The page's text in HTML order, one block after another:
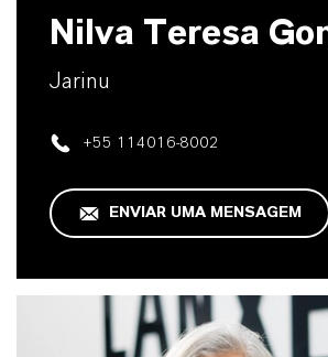
Nilva Teresa
Jarinu
+55 114016-8002
ENVIAR UMA MENSAGEM